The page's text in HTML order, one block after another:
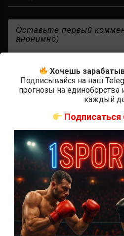
СВЕЖИЕ ЗАПИСИ
ACA 200 прямая трансляция
Марафон боев UFC 325 прямая
Хочешь
Подписывайся на наш
прогнозы на единоборства
каждый
Подписаться